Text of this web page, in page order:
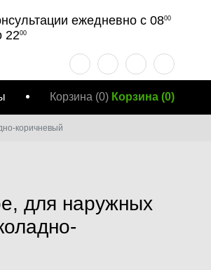
ежедневно с 0800
2200
Корзина (0) Корзина(0)
коричневый
для наружных